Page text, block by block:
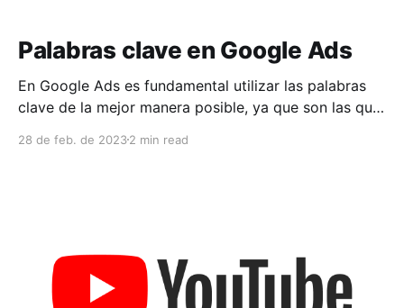
Palabras clave en Google Ads
En Google Ads es fundamental utilizar las palabras
clave de la mejor manera posible, ya que son las que
estas obtengan los resultados esperados. Las
28 de feb. de 20232 min read